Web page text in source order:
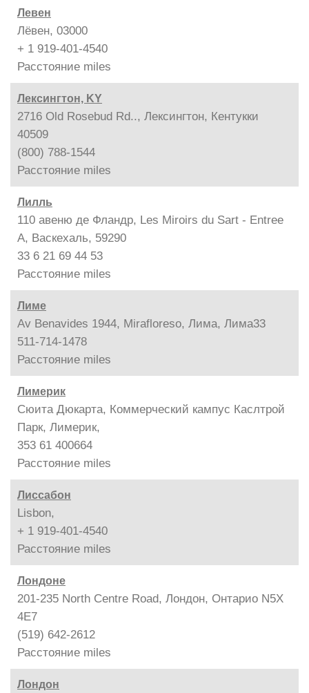
Левен
Лёвен, 03000
+ 1 919-401-4540
Расстояние miles
Лексингтон, KY
2716 Old Rosebud Rd.., Лексингтон, Кентукки
40509
(800) 788-1544
Расстояние miles
Лилль
110 авеню де Фландр, Les Miroirs du Sart - Entree
A, Васкехаль, 59290
33 6 21 69 44 53
Расстояние miles
Лиме
Av Benavides 1944, Mirafloreso, Лима, Лима33
511-714-1478
Расстояние miles
Лимерик
Сюита Дюкарта, Коммерческий кампус Каслтрой
Парк, Лимерик,
353 61 400664
Расстояние miles
Лиссабон
Lisbon,
+ 1 919-401-4540
Расстояние miles
Лондоне
201-235 North Centre Road, Лондон, Онтарио N5X
4E7
(519) 642-2612
Расстояние miles
Лондон